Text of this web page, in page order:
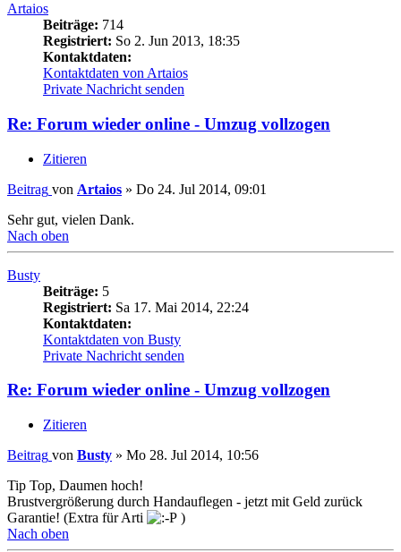
Artaios
Beiträge: 714
Registriert: So 2. Jun 2013, 18:35
Kontaktdaten:
Kontaktdaten von Artaios
Private Nachricht senden
Re: Forum wieder online - Umzug vollzogen
Zitieren
Beitrag von Artaios » Do 24. Jul 2014, 09:01
Sehr gut, vielen Dank.
Nach oben
Busty
Beiträge: 5
Registriert: Sa 17. Mai 2014, 22:24
Kontaktdaten:
Kontaktdaten von Busty
Private Nachricht senden
Re: Forum wieder online - Umzug vollzogen
Zitieren
Beitrag von Busty » Mo 28. Jul 2014, 10:56
Tip Top, Daumen hoch!
Brustvergrößerung durch Handauflegen - jetzt mit Geld zurück
Garantie! (Extra für Arti
)
Nach oben